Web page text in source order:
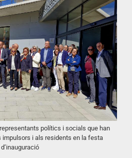
polítics i socials que han
impulsors i als residents en la festa
d’inauguració